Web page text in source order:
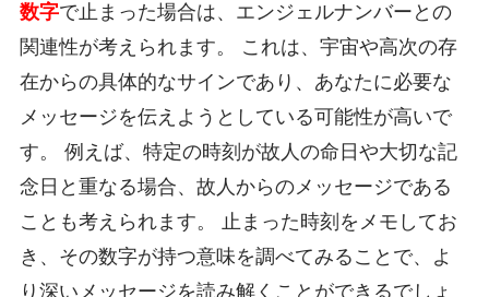
数字で止まった場合は、エンジェルナンバーとの
関連性が考えられます。 これは、宇宙や高次の存
在からの具体的なサインであり、あなたに必要な
メッセージを伝えようとしている可能性が高いで
す。 例えば、特定の時刻が故人の命日や大切な記
念日と重なる場合、故人からのメッセージである
ことも考えられます。 止まった時刻をメモしてお
き、その数字が持つ意味を調べてみることで、よ
り深いメッセージを読み解くことができるでしょ